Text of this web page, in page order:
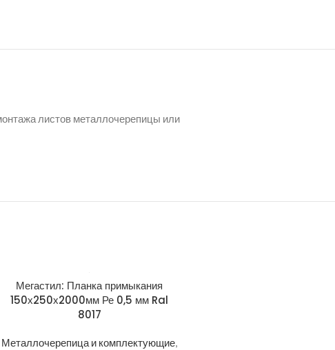
листов металлочерепицы или
Мегастил: Планка примыкания
150х250х2000мм Ре 0,5 мм Ral
8017
Металлочерепица и комплектующие,